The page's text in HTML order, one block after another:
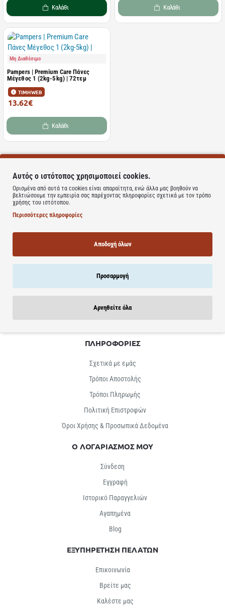
Καλάθι Καλάθι
Μη Διαθέσιμο
Pampers | Premium Care Πάνες
Μέγεθος 1 (2kg-5kg) | 72τεμ
ΤΙΜΗ WEB
13.62€
Καλάθι
NEWSLETTER
Προσφορές & Δώρα & πολλά άλλα απευθείας στο inbox σου
E-
Έχω διαβάσει και αποδέχομαι τους Όρους Χρήσης
ΠΛΗΡΟΦΟΡΙΕΣ
Σχετικά με εμάς
Τρόποι Αποστολής
Τρόποι Πληρωμής
Πολιτική Επιστροφών
Όροι Χρήσης & Προσωπικά Δεδομένα
Ο ΛΟΓΑΡΙΑΣΜΟΣ ΜΟΥ
Σύνδεση
Εγγραφή
Ιστορικό Παραγγελιών
Αγαπημένα
Βlog
ΕΞΥΠΗΡΕΤΗΣΗ ΠΕΛΑΤΩΝ
Επικοινωνία
Βρείτε μας
Καλέστε μας
Αυτός ο ιστότοπος χρησιμοποιεί cookies.
Ορισμένα από αυτά τα cookies είναι απαραίτητα, ενώ άλλα μας βοηθούν να
βελτιώσουμε την εμπειρία σας παρέχοντας πληροφορίες σχετικά με τον τρόπο
χρήσης του ιστότοπου.
Περισσότερες πληροφορίες
Αποδοχή όλων
Προσαρμογή
Αρνηθείτε όλα